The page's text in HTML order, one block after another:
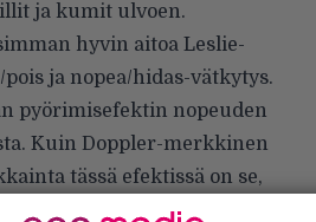
ja kumit ulvoen.
hyvin aitoa Leslie-
ja nopea/hidas-vätkytys.
pyörimisefektin nopeuden
Kuin Doppler-merkkinen
tässä efektissä on se,
piilolisäsäätö. Voit tasojen,